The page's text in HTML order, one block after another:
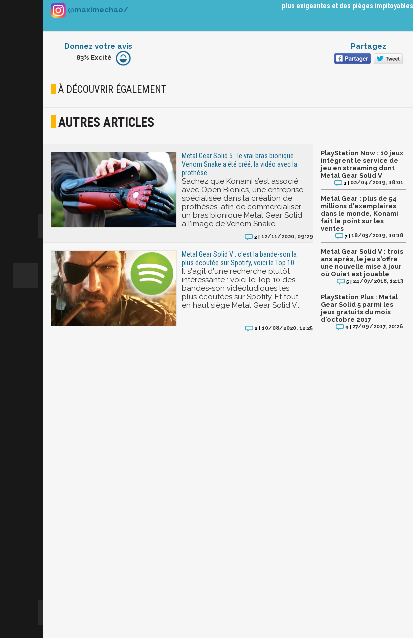
@maximechao/
plus exigeantes et des pièges impitoyables
Donnez votre avis
Furieux
Joyeux
83% Excité
Partagez
À DÉCOUVRIR ÉGALEMENT
AUTRES ARTICLES
Metal Gear Solid 5 : le vrai bras bionique
Venom Snake a été créé, la vidéo avec la
prothèse
Sachez que Konami s’est associé
avec Open Bionics, une entreprise
spécialisée dans la création de
prothèses, afin de commercialiser
un bras bionique Metal Gear Solid
à l’image de Venom Snake.
2 | 12/11/2020, 09:29
Metal Gear Solid V : c'est la bande-son la
plus écoutée sur Spotify, voici le Top 10
Il s'agit d'une recherche plutôt
intéressante : voici le Top 10 des
bandes-son vidéoludiques les
plus écoutées sur Spotify. Et tout
en haut siège Metal Gear Solid V...
2 | 10/08/2020, 12:25
PlayStation Now : 10 jeux
intègrent le service de
jeu en streaming dont
Metal Gear Solid V
1 | 02/04/2019, 18:01
Metal Gear : plus de 54
millions d'exemplaires
dans le monde, Konami
fait le point sur les
ventes
7 |18/03/2019, 10:18
Metal Gear Solid V : trois
ans après, le jeu s'offre
une nouvelle mise à jour
où Quiet est jouable
5 | 24/07/2018, 12:13
PlayStation Plus : Metal
Gear Solid 5 parmi les
jeux gratuits du mois
d'octobre 2017
9 | 27/09/2017, 20:26